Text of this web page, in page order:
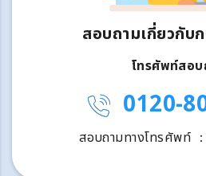
สอบถามเกี่ยวกับ
โทรศัพท์สอ
0120-
สอบถามทางโทรศัพท์